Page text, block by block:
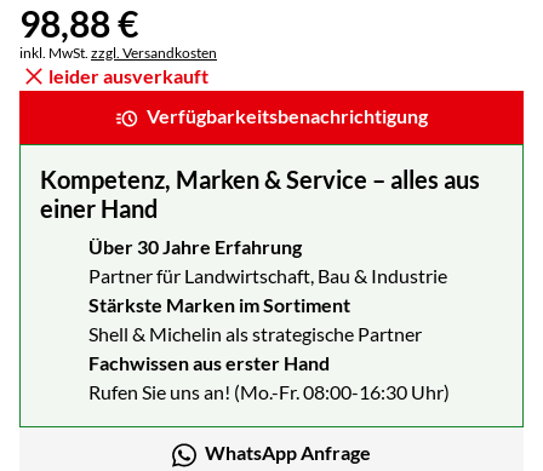
98,88€
Steuerhinweis:
inkl. MwSt. zzgl. Versandkosten
leider ausverkauft
Verfügbarkeitsbenachrichtigung
Kompetenz, Marken & Service – alles aus
einer Hand
Über 30 Jahre Erfahrung
Partner für Landwirtschaft, Bau & Industrie
Stärkste Marken im Sortiment
Shell & Michelin als strategische Partner
Fachwissen aus erster Hand
Rufen Sie uns an! (Mo.-Fr. 08:00-16:30 Uhr)
WhatsApp Anfrage